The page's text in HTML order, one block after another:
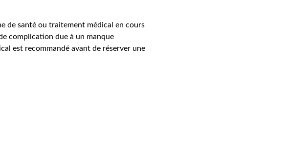
de santé ou traitement médical en cours
complication due à un manque
est recommandé avant de réserver une